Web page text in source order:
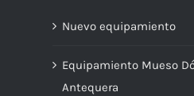
Nuevo equipamiento
Equipamiento Mueso
Antequera